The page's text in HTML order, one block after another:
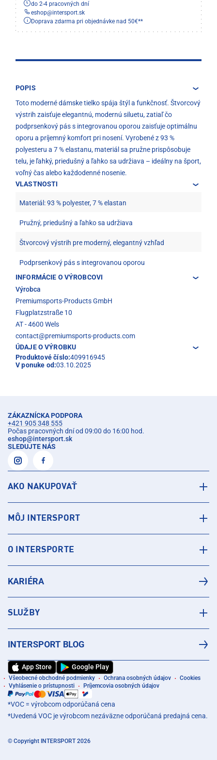
do 2-4 pracovných dní
eshop@intersport.sk
Doprava zdarma pri objednávke nad 50€**
POPIS
Toto moderné dámske tielko spája štýl a funkčnosť. Štvorcový
výstrih zaisťuje elegantnú, modernú siluetu, zatiaľ čo
podprsenkový pás s integrovanou oporou zaisťuje optimálnu
oporu a príjemný komfort pri nosení. Vyrobené z 93 %
polyesteru a 7 % elastanu, materiál sa pružne prispôsobuje
telu, je ľahký, priedušný a ľahko sa udržiava – ideálny na šport,
voľný čas alebo každodenné nosenie.
VLASTNOSTI
Materiál: 93 % polyester, 7 % elastan
Pružný, priedušný a ľahko sa udržiava
Štvorcový výstrih pre moderný, elegantný vzhľad
Podprsenkový pás s integrovanou oporou
INFORMÁCIE O VÝROBCOVI
Výrobca
Premiumsports-Products GmbH
Flugplatzstraße 10
AT - 4600 Wels
contact@premiumsports-products.com
ÚDAJE O VÝROBKU
Produktové číslo:409916945
V ponuke od:03.10.2025
ZÁKAZNÍCKA PODPORA
+421 905 348 555
Počas pracovných dní od 09:00 do 16:00 hod.
eshop@intersport.sk
SLEDUJTE NÁS
AKO NAKUPOVAŤ
MÔJ INTERSPORT
O INTERSPORTE
KARIÉRA
SLUŽBY
INTERSPORT BLOG
App Store Google Play
Všeobecné obchodné podmienky Ochrana osobných údajov
Cookies
Vyhlásenie o prístupnosti
Príjemcovia osobných údajov
*VOC = výrobcom odporúčaná cena
*Uvedená VOC je výrobcom nezáväzne odporúčaná predajná cena.
© Copyright INTERSPORT 2026